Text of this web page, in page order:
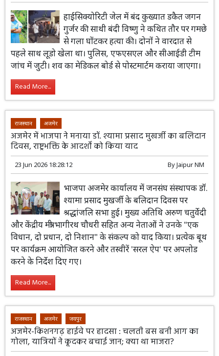
हाईसिक्योरिटी जेल में बंद कुख्यात डकैत जगन
गुर्जर की साथी बंदी विष्णु ने कथित तौर पर गमछे
से गला घोंटकर हत्या की। दोनों ने वारदात से
पहले साथ लूडो खेला था। पुलिस, एफएसएल और सीआईडी टीम
जांच में जुटी। शव का मेडिकल बोर्ड से पोस्टमार्टम कराया जाएगा।
Read More...
राजस्थान अजमेर
अजमेर में भाजपा ने मनाया डॉ. श्यामा प्रसाद मुखर्जी का बलिदान
दिवस, राष्ट्रभक्ति के आदर्शों को किया याद
23 Jun 2026 18:28:12 ByJaipur NM
भाजपा अजमेर कार्यालय में जनसंघ संस्थापक डॉ.
श्यामा प्रसाद मुखर्जी के बलिदान दिवस पर
श्रद्धांजलि सभा हुई। मुख्य अतिथि अरुण चतुर्वेदी
और केंद्रीय मंत्री भागीरथ चौधरी सहित अन्य नेताओं ने उनके "एक
विधान, दो प्रधान, दो निशान" के संकल्प को याद किया। प्रत्येक बूथ
पर कार्यक्रम आयोजित करने और तस्वीरें 'सरल ऐप' पर अपलोड
करने के निर्देश दिए गए।
Read More...
राजस्थान अजमेर जयपुर
अजमेर-किशनगढ़ हाईवे पर हादसा : चलती बस बनी आग का
गोला, यात्रियों ने कूदकर बचाई जान; क्या था माजरा?